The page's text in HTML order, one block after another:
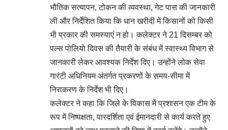
भौतिक सत्यापन, टोकन की व्यवस्था, गेट पास की जानकारी
ली और निर्देशित किया कि धान खरीदी में किसानों को किसी
भी प्रकार की समस्याएं न हो। कलेक्टर ने 21 दिसम्बर को
पल्स पोलियो दिवस की तैयारी के संबंध में स्वास्थ्य विभाग से
जानकारी लेकर आवश्यक निर्देश दिए। उन्होंने लोक सेवा
गारंटी अधिनियम अंतर्गत प्रकरणों के समय-सीमा में
निराकरण के निर्देश भी दिए।
कलेक्टर ने कहा कि जिले के विकास में प्रशासन एक टीम के
रूप में निष्पक्षता, पारदर्शिता एवं ईमानदारी से कार्य करते हुए